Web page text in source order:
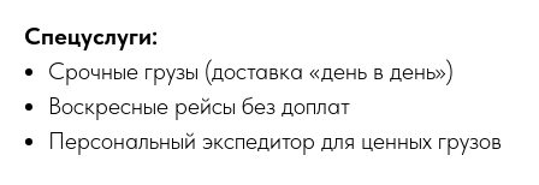
Спецуслуги:
Срочные грузы (доставка «день в день»)
Воскресные рейсы без доплат
Персональный экспедитор для ценных грузов